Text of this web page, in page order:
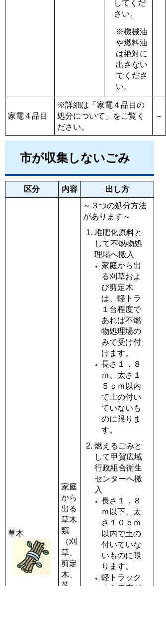
してくだ
さい。
※機械油
や燃料油
は絶対に
出さない
でくださ
い。
家電４品目
※詳細は「家電４品目の
処分について」をご覧く
ださい。
－
市が収集しないごみ
区分 内容 出し方
草木
家庭
から
出る
草木
類
（刈
草、
剪定
木、
芝、
～３つの処分方法
があります～
堆肥化原料と
して不燃物処
理場へ搬入
家庭から出
る刈草およ
び剪定木
は、軽トラ
１台程度で
あれば不燃
物処理場の
みで受け付
けます。
長さ１．８
ｍ、太さ１
５ｃｍ以内
で土の付い
ていないも
のに限りま
す。
燃えるごみと
して甲賀広域
行政組合衛生
センターへ搬
入
長さ１．８
ｍ以下、太
さ１０ｃｍ
以内で土の
付いていな
いものに限
ります。
軽トラック
１台程度が